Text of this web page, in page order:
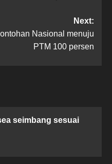
Next:
Nasional menuju
PTM 100 persen
seimbang sesuai